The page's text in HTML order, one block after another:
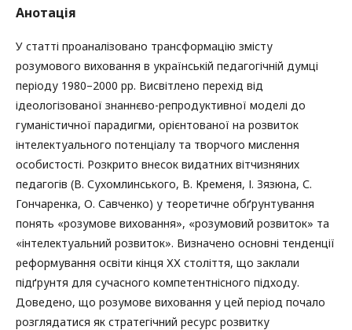
Анотація
У статті проаналізовано трансформацію змісту
розумового виховання в українській педагогічній думці
періоду 1980–2000 рр. Висвітлено перехід від
ідеологізованої знаннєво-репродуктивної моделі до
гуманістичної парадигми, орієнтованої на розвиток
інтелектуального потенціалу та творчого мислення
особистості. Розкрито внесок видатних вітчизняних
педагогів (В. Сухомлинського, В. Кременя, І. Зязюна, С.
Гончаренка, О. Савченко) у теоретичне обґрунтування
понять «розумове виховання», «розумовий розвиток» та
«інтелектуальний розвиток». Визначено основні тенденції
реформування освіти кінця ХХ століття, що заклали
підґрунтя для сучасного компетентнісного підходу.
Доведено, що розумове виховання у цей період почало
розглядатися як стратегічний ресурс розвитку